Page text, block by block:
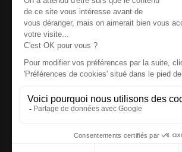
Magazine et site internet